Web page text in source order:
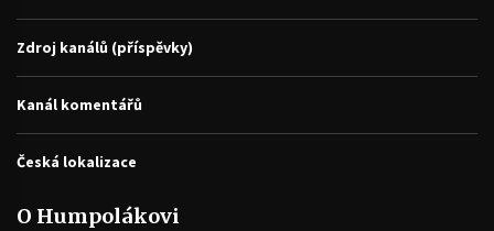
Zdroj kanálů (příspěvky)
Kanál komentářů
Česká lokalizace
O Humpolákovi